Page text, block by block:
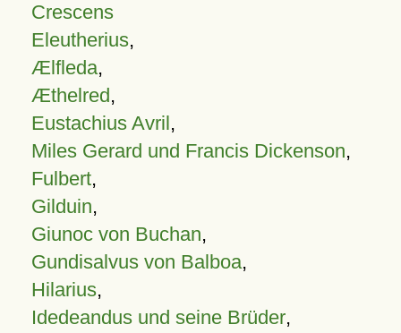
Crescens
Eleutherius,
Ælfleda,
Æthelred,
Eustachius Avril,
Miles Gerard und Francis Dickenson,
Fulbert,
Gilduin,
Giunoc von Buchan,
Gundisalvus von Balboa,
Hilarius,
Idedeandus und seine Brüder,